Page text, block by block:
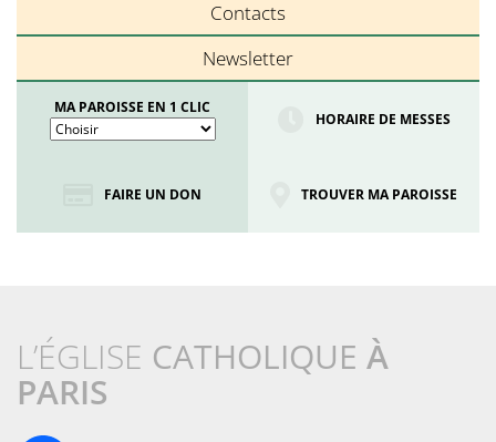
Contacts
Newsletter
MA PAROISSE EN 1 CLIC
HORAIRE DE MESSES
FAIRE UN DON TROUVER MA PAROISSE
L’ÉGLISE CATHOLIQUE À
PARIS